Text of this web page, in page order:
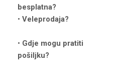
besplatna?
Veleprodaja?
Gdje mogu pratiti
pošiljku?